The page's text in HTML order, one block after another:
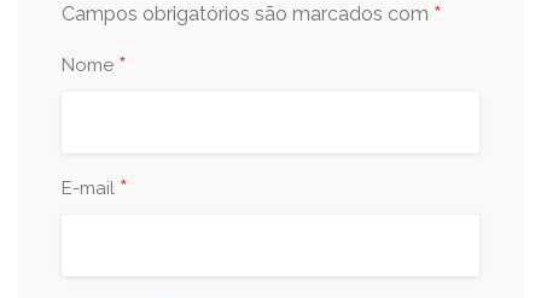
Campos obrigatórios são marcados com *
Nome *
E-mail *